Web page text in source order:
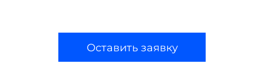
Оставить заявку